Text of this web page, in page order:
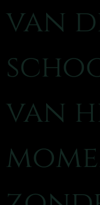
van
van